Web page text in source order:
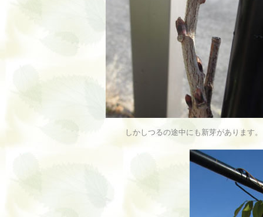
しかしつるの途中にも新芽があります。